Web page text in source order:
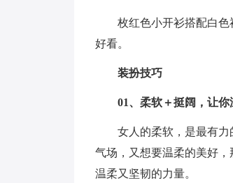
枚红色小开衫搭配白
好看。
装扮技巧
01、柔软＋挺阔，让你
女人的柔软，是最有
气场，又想要温柔的美好
温柔又坚韧的力量。